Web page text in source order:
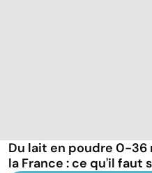
Du lait en poudre 0-
la France : ce qu'il faut